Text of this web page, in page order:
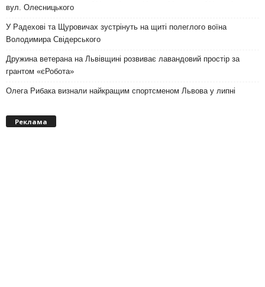
вул. Олесницького
У Радехові та Щуровичах зустрінуть на щиті полеглого воїна
Володимира Свідерського
Дружина ветерана на Львівщині розвиває лавандовий простір за
грантом «єРобота»
Олега Рибака визнали найкращим спортсменом Львова у липні
Реклама